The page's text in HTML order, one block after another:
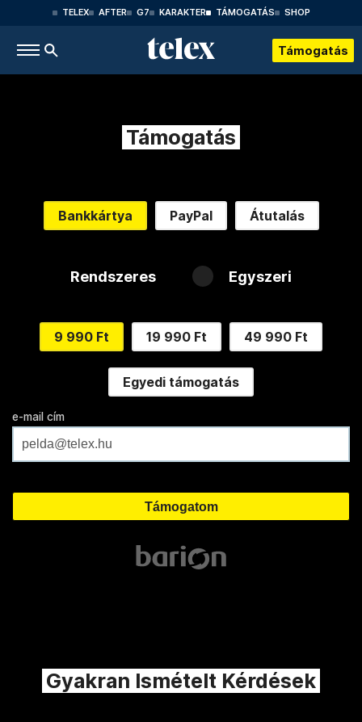
TELEX AFTER G7 KARAKTER TÁMOGATÁS SHOP
Támogatás
Támogatás
Bankkártya PayPal Átutalás
Rendszeres Egyszeri
9 990 Ft 19 990 Ft 49 990 Ft
Egyedi támogatás
e-mail cím
Gyakran Ismételt Kérdések